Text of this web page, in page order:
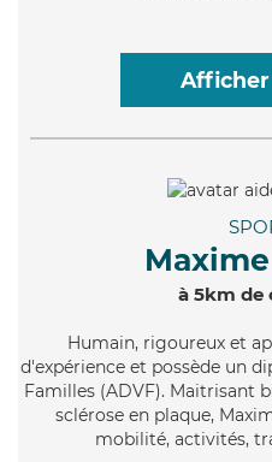
Afficher
à 5km de
Humain, rigoureux et
d'expérience et possède un
Familles (ADVF). Maitrisant
sclérose en plaque,
mobilité, activités,